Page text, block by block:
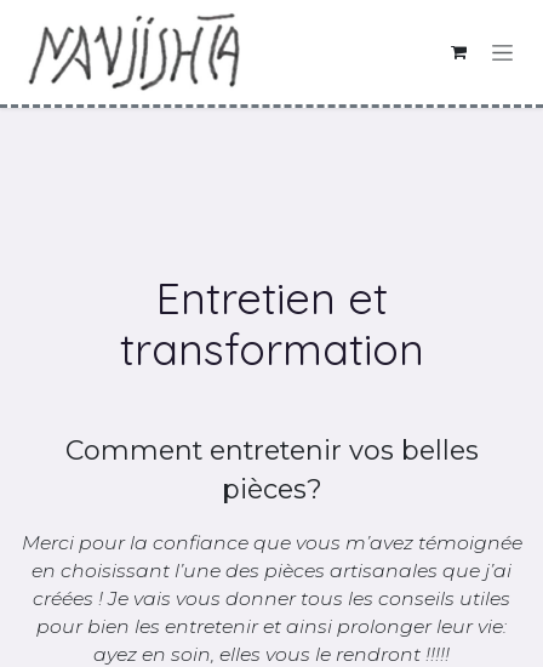
Se rendre au contenu
Entretien et
transformation
Comment entretenir vos belles
pièces?
Merci pour la confiance que vous m’avez témoignée
en choisissant l’une des pièces artisanales que j’ai
créées ! Je vais vous donner tous les conseils utiles
pour bien les entretenir et ainsi prolonger leur vie:
ayez en soin, elles vous le rendront !!!!!